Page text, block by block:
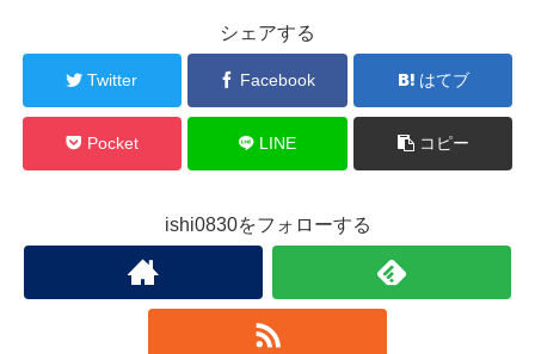
シェアする
Twitter Facebook はてブ
Pocket LINE コピー
ishi0830をフォローする